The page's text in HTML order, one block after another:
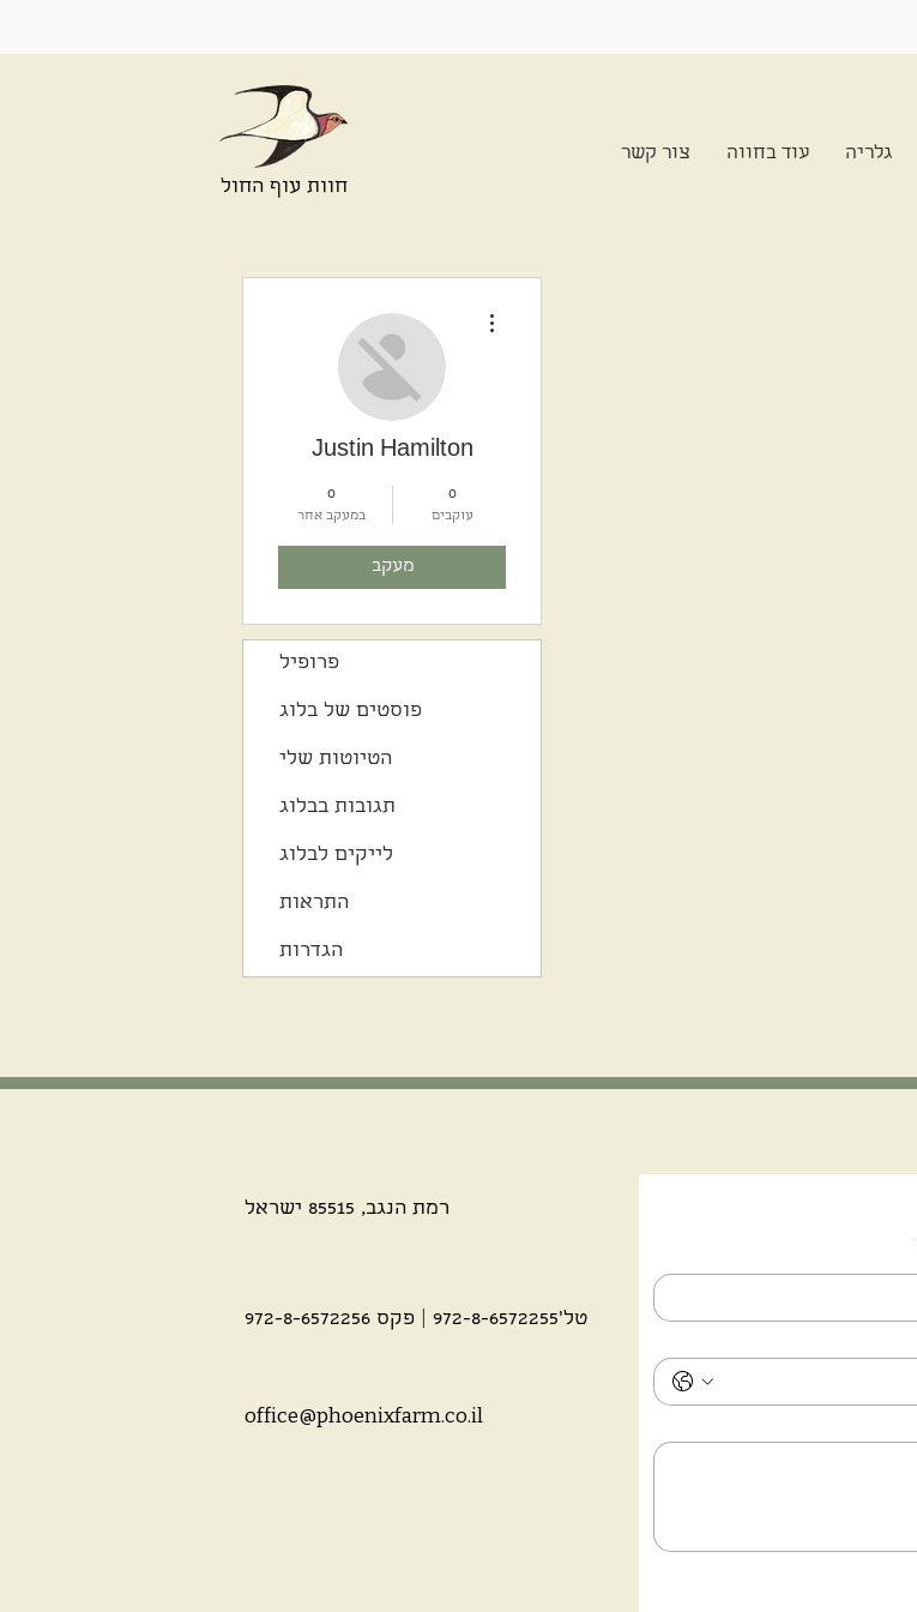
חוות עוף החול
צור קשר עוד בחווה גלריה
Justin Hamilton
0
עוקבים
0
במעקב אחר
מעקב
פרופיל
פוסטים של בלוג
הטיוטות שלי
תגובות בבלוג
לייקים לבלוג
התראות
הגדרות
רמת הנגב, 85515 ישראל
טל'972-8-6572255 | פקס 972-8-6572256
office@phoenixfarm.co.il